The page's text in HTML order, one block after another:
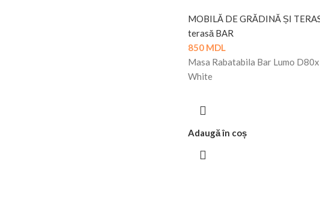
MOBILĂ DE GRĂDINĂ ȘI
terasă BAR
850 MDL
Masa Rabatabila Bar Lumo
White
Adaugă în coș